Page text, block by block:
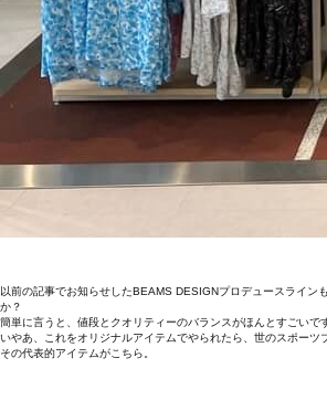
以前の記事でお知らせしたBEAMS DESIGNプロデュースライ
か？
簡単に言うと、値段とクオリティーのバランスがほんとすごいで
いやあ、これをオリジナルアイテムでやられたら、世のスポーツ
その代表的アイテムがこちら。